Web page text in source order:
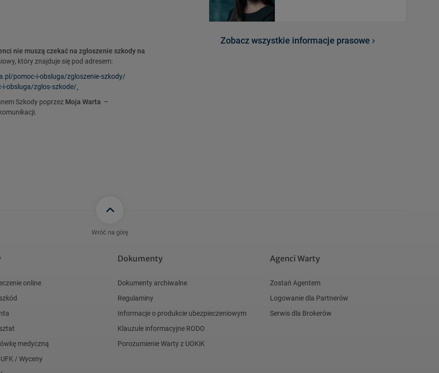
nie muszą czekać na zgłoszenie szkody na
który znajduje się pod adresem:
pomoc-i-obsluga/zgloszenie-szkody/
obsluga/zglos-szkode/.
Szkody poprzez Moja Warta –
Zobacz wszystkie informacje prasowe
Wróć na górę
online
medyczną
/ Wyceny
Dokumenty
Dokumenty archiwalne
Regulaminy
Informacje o produkcie ubezpieczeniowym
Klauzule informacyjne RODO
Porozumienie Warty z UOKiK
Agenci Warty
Zostań Agentem
Logowanie dla Partnerów
Serwis dla Brokerów